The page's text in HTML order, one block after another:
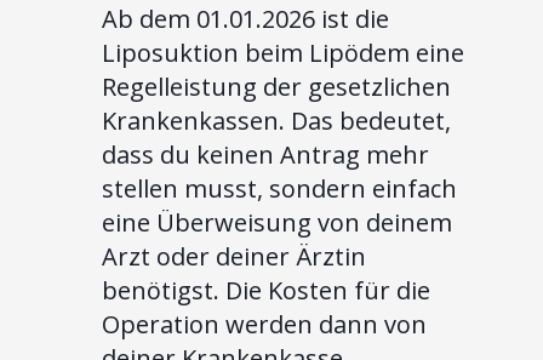
Ab dem 01.01.2026 ist die
Liposuktion beim Lipödem eine
Regelleistung der gesetzlichen
Krankenkassen. Das bedeutet,
dass du keinen Antrag mehr
stellen musst, sondern einfach
eine Überweisung von deinem
Arzt oder deiner Ärztin
benötigst. Die Kosten für die
Operation werden dann von